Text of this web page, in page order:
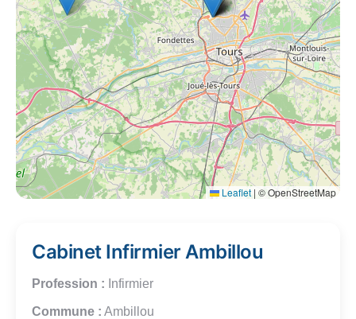
Leaflet | © OpenStreetMap
Cabinet Infirmier Ambillou
Profession : Infirmier
Commune : Ambillou